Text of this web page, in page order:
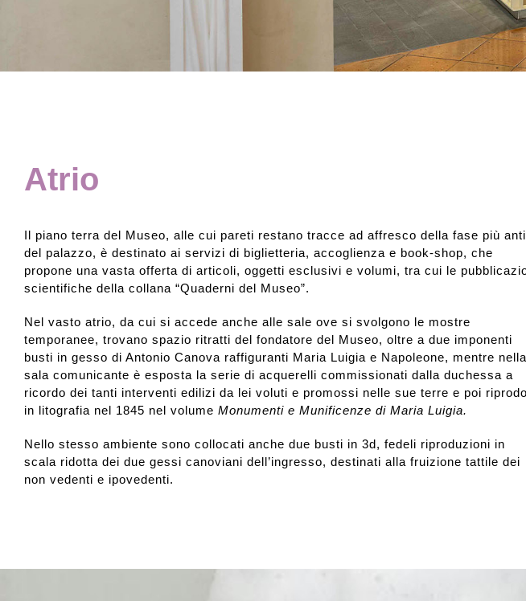
Atrio
Il piano terra del Museo, alle cui pareti restano tracce ad affresco della fase più
del palazzo, è destinato ai servizi di biglietteria, accoglienza e book-shop, che
propone una vasta offerta di articoli, oggetti esclusivi e volumi, tra cui le
scientifiche della collana “Quaderni del Museo”.
Nel vasto atrio, da cui si accede anche alle sale ove si svolgono le mostre
temporanee, trovano spazio ritratti del fondatore del Museo, oltre a due imponenti
busti in gesso di Antonio Canova raffiguranti Maria Luigia e Napoleone, mentre nella
sala comunicante è esposta la serie di acquerelli commissionati dalla duchessa a
ricordo dei tanti interventi edilizi da lei voluti e promossi nelle sue terre e poi
in litografia nel 1845 nel volume Monumenti e Munificenze di Maria Luigia.
Nello stesso ambiente sono collocati anche due busti in 3d, fedeli riproduzioni in
scala ridotta dei due gessi canoviani dell’ingresso, destinati alla fruizione tattile dei
non vedenti e ipovedenti.